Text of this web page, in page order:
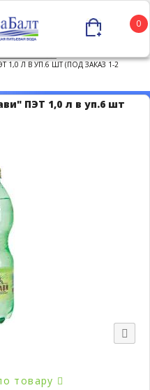
0
1,0 Л В УП.6 ШТ (ПОД ЗАКАЗ 1-2
ПЭТ 1,0 л в уп.6 шт
товару